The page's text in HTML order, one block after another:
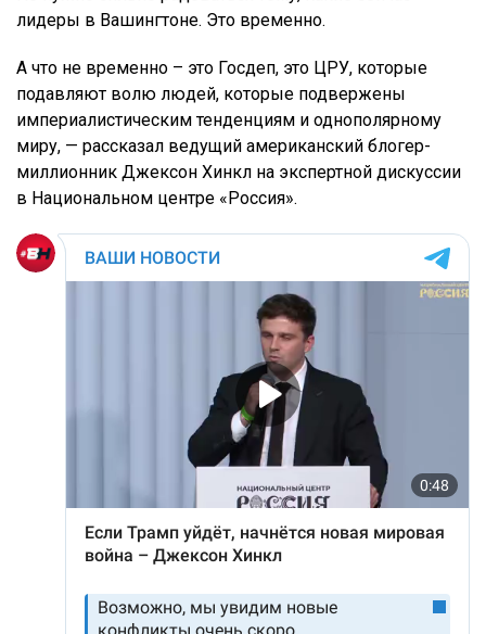
лидеры в Вашингтоне. Это временно.
А что не временно – это Госдеп, это ЦРУ, которые
подавляют волю людей, которые подвержены
империалистическим тенденциям и однополярному
миру, — рассказал ведущий американский блогер-
миллионник Джексон Хинкл на экспертной дискуссии
в Национальном центре «Россия».